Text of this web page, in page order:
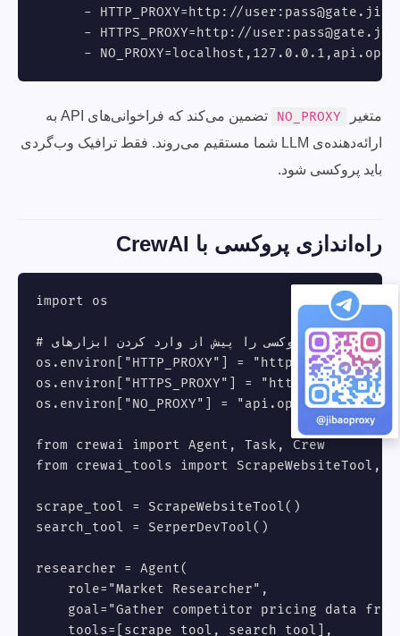
      - HTTP_PROXY=http://user:
      - HTTPS_PROXY=http://user:
-
متغیر NO_PROXY
تضمین می‌کند که فراخوانی‌های API به
ارائه‌دهنده‌ی LLM شما مستقیم می‌روند. فقط ترافیک وب‌گردی
باید پروکسی شود.
راه‌اندازی پروکسی با CrewAI
import os
# پروکسی را پیش از وارد کردن ابزارهای CrewAI پیکربندی کن
os.environ["HTTP_PROXY"] = "http://user:
os.environ["HTTPS_PROXY"] = "http://user:
os.environ["NO_PROXY"] =
from crewai import Agent, Task, Crew
from crewai_tools import ScrapeWebsiteTool,
scrape_tool = ScrapeWebsiteTool()
search_tool = SerperDevTool()
researcher = Agent(
    role="Market Researcher",
goal="Gather competitor pricing data
    tools=[scrape_tool, search_tool],